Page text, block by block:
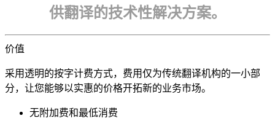
供翻译的技术性解决方案。
价值
采用透明的按字计费方式，费用仅为传统翻译机构的一小部
分，让您能够以实惠的价格开拓新的业务市场。
无附加费和最低消费